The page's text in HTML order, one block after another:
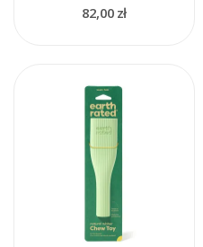
82,00 zł